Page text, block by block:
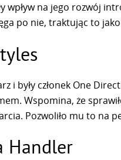
wpływ na jego rozwój
po nie, traktując to
i były członek One
Wspomina, że
Pozwoliło mu to na
Handler